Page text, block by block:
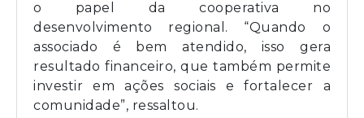
o papel da cooperativa no
desenvolvimento regional. “Quando o
associado é bem atendido, isso gera
resultado financeiro, que também permite
investir em ações sociais e fortalecer a
comunidade”, ressaltou.